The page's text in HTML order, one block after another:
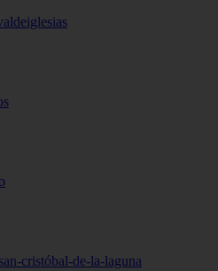
cristóbal-de-la-laguna